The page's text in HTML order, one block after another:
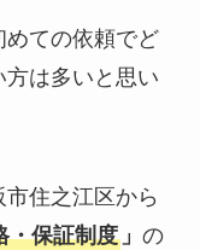
めての依頼でど
は多いと思い
住之江区から
・保証制度」 の